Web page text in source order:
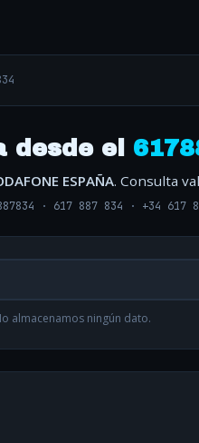
desde el
ESPAÑA. Consulta
· 617 887 834 · +34 617
almacenamos ningún dato.